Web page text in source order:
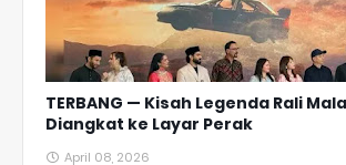
TERBANG — Kisah Legenda Rali
Diangkat ke Layar Perak
April 08, 2026